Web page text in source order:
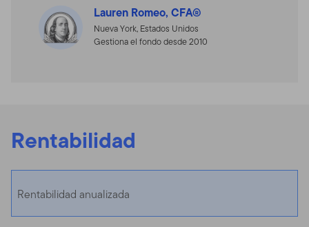
Lauren Romeo, CFA®
Nueva York, Estados Unidos
Gestiona el fondo desde 2010
Rentabilidad
Rentabilidad anualizada